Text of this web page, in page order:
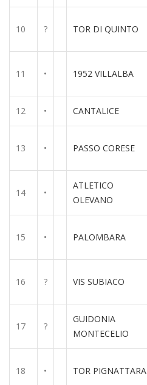
10 ? TOR DI QUINTO
11 • 1952 VILLALBA
12 • CANTALICE
13 • PASSO CORESE
14 •
ATLETICO
OLEVANO
15 • PALOMBARA
16 ? VIS SUBIACO
17 ?
GUIDONIA
MONTECELIO
18 • TOR PIGNATTARA